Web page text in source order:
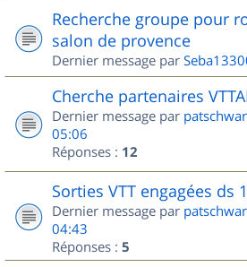
Recherche groupe pour
salon de provence
Dernier message par
Cherche partenaires
Dernier message par
05:06
Réponses : 12
Sorties VTT engagées ds
Dernier message par
04:43
Réponses : 5